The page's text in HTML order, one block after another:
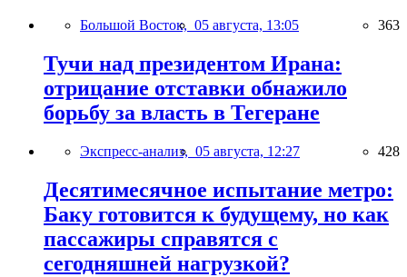
Большой Восток, 05 августа, 13:05 363
Тучи над президентом Ирана:
отрицание отставки обнажило
борьбу за власть в Тегеране
Экспресс-анализ, 05 августа, 12:27 428
Десятимесячное испытание метро:
Баку готовится к будущему, но как
пассажиры справятся с
сегодняшней нагрузкой?